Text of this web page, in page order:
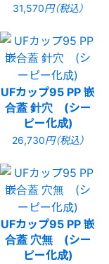
31,570円（税込）
UFカップ95 PP 嵌
合蓋 針穴 (シー
ピー化成)
26,730円（税込）
UFカップ95 PP 嵌
合蓋 穴無 (シー
ピー化成)